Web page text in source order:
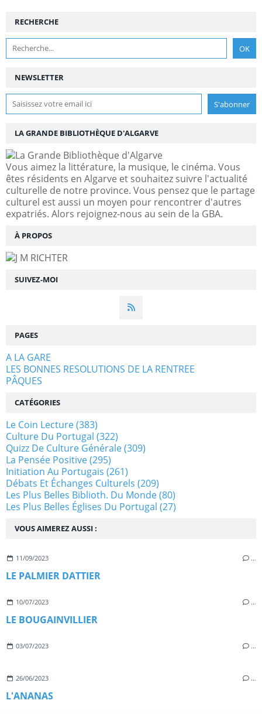
NEWSLETTER
SUIVEZ-MOI
RECHERCHE
LA GRANDE BIBLIOTHÈQUE D'ALGARVE
Vous aimez la littérature, la musique, le cinéma. Vous
êtes résidents en Algarve et souhaitez suivre l'actualité
culturelle de notre province. Vous pensez que le partage
culturel est aussi un moyen pour rencontrer d'autres
expatriés. Alors rejoignez-nous au sein de la GBA.
À PROPOS
VOUS AIMEREZ AUSSI :
11/09/2023 …
LE PALMIER DATTIER
10/07/2023 …
LE BOUGAINVILLIER
03/07/2023 …
26/06/2023 …
L'ANANAS
PAGES
A LA GARE
LES BONNES RESOLUTIONS DE LA RENTREE
PÂQUES
CATÉGORIES
Le Coin Lecture(383)
Culture Du Portugal (322)
Quizz De Culture Générale(309)
La Pensée Positive(295)
Initiation Au Portugais (261)
Débats Et Échanges Culturels (209)
Les Plus Belles Biblioth. Du Monde(80)
Les Plus Belles Églises Du Portugal (27)